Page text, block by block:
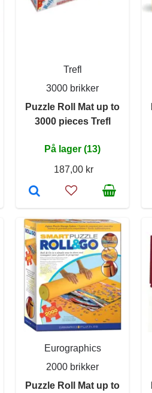
Trefl
3000 brikker
Puzzle Roll Mat up to
3000 pieces Trefl
På lager (13)
187,00 kr
Eurographics
2000 brikker
Puzzle Roll Mat up to